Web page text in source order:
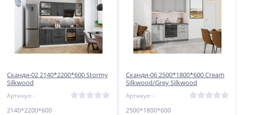
Сканди-02 2140*2200*600 Stormy
Silkwood
Артикул: -
2140*2200*600
Сканди-06 2500*1800*600 Cream
Silkwood/Grey Silkwood
Артикул: -
2500*1800*600